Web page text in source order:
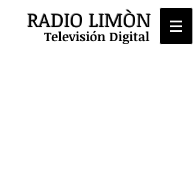
RADIO LIMÒN
Televisión Digital